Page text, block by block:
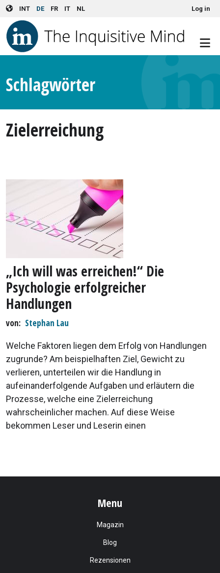
Skip to main content
INT DE FR IT NL User account menuLog in
Schlagwörter
Zielerreichung
„Ich will was erreichen!“ Die
Psychologie erfolgreicher
Handlungen
von Stephan Lau
Welche Faktoren liegen dem Erfolg von Handlungen
zugrunde? Am beispielhaften Ziel, Gewicht zu
verlieren, unterteilen wir die Handlung in
aufeinanderfolgende Aufgaben und erläutern die
Prozesse, welche eine Zielerreichung
wahrscheinlicher machen. Auf diese Weise
bekommen Leser und Leserin einen
Menu
Magazin
Blog
Rezensionen